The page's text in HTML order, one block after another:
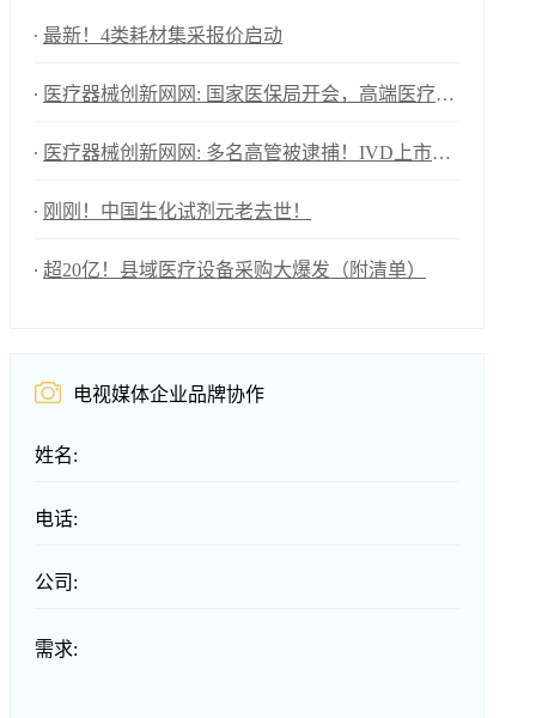
最新！4类耗材集采报价启动
医疗器械创新网网: 国家医保局开会，高端医疗器械重大利好
医疗器械创新网网: 多名高管被逮捕！IVD上市企业年亏损1576万！
刚刚！中国生化试剂元老去世！
超20亿！县域医疗设备采购大爆发（附清单）
电视媒体企业品牌协作
姓名:
电话:
公司:
需求: